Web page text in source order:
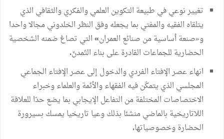
تغييرنوعيفي طبيعة التكوين العلميوالفكريوالثقافي الذي
يتلقاه الفقيهوالمفتي بما يجعلهوفق النظرالخلدونيمجالاواحدا
و«صنعةأساسيةمن صنائع العمران» التي تصاغ ضمنه الشخصية
الحضارية للجماعات القادرةعلى بناء التّمدنّ.
انهاءعصرالإفتاء الفرديوالدخول إلىعصرالإفتاء الجماعي
المجلسي الذي يتمكّنفيه الفقهاءوالأئمةوالعلماءوخبراء
الاختصاصات المختلفةمن التفاعل الإيجابي بما يضعحدّا للعلاقة
اللاتاريخية بالماضيمنشئا بذلكوعيا تاريخيا يمسك بسيرورة
الحضارةوخصوصياتها.